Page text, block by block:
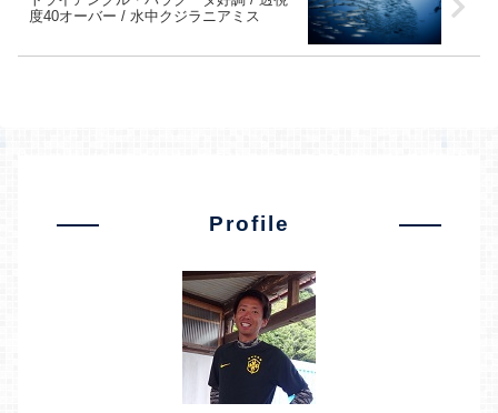
度40オーバー / 水中クジラニアミス
Profile